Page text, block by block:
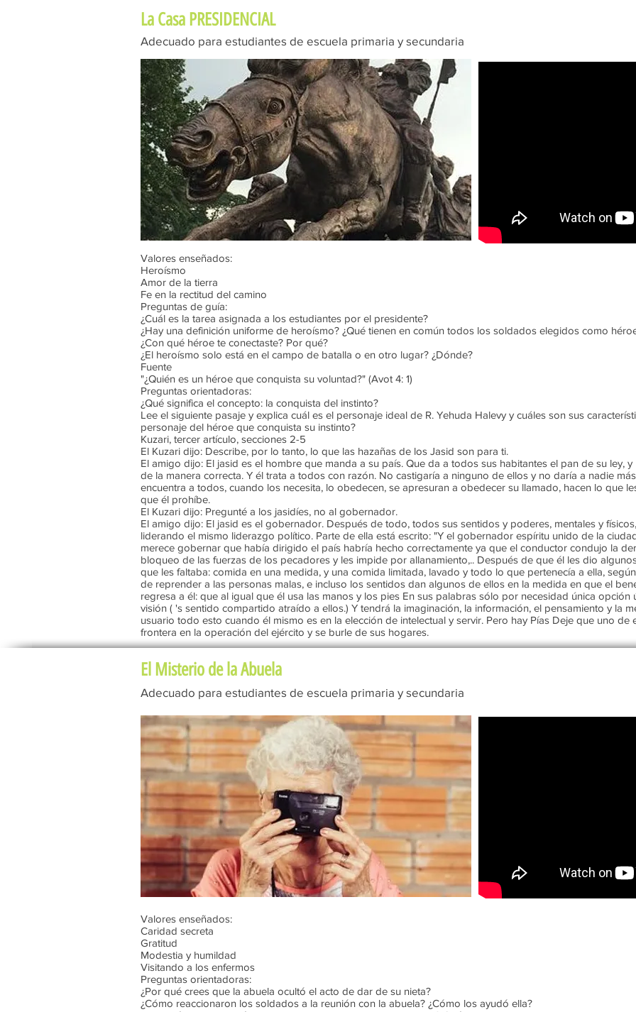
La Casa PRESIDENCIAL
Adecuado para estudiantes de escuela primaria y secundaria
Valores enseñados:
Heroísmo
Amor de la tierra
Fe en la rectitud del camino
Preguntas de guía:
¿Cuál es la tarea asignada a los estudiantes por el presidente?
¿Hay una definición uniforme de heroísmo? ¿Qué tienen en común todos los soldados elegidos como
¿Con qué héroe te conectaste? Por qué?
¿El heroísmo solo está en el campo de batalla o en otro lugar? ¿Dónde?
Fuente
"¿Quién es un héroe que conquista su voluntad?" (Avot 4: 1)
Preguntas orientadoras:
¿Qué significa el concepto: la conquista del instinto?
Lee el siguiente pasaje y explica cuál es el personaje ideal de R. Yehuda Halevy y cuáles son sus
personaje del héroe que conquista su instinto?
Kuzari, tercer artículo, secciones 2-5
El Kuzari dijo: Describe, por lo tanto, lo que las hazañas de los Jasid son para ti.
El amigo dijo: El jasid es el hombre que manda a su país. Que da a todos sus habitantes el pan de su ley,
de la manera correcta. Y él trata a todos con razón. No castigaría a ninguno de ellos y no daría a nadie
encuentra a todos, cuando los necesita, lo obedecen, se apresuran a obedecer su llamado, hacen lo que
que él prohíbe.
El Kuzari dijo: Pregunté a los jasidíes, no al gobernador.
El amigo dijo: El jasid es el gobernador. Después de todo, todos sus sentidos y poderes, mentales y
liderando el mismo liderazgo político. Parte de ella está escrito: "Y el gobernador espíritu unido de la
merece gobernar que había dirigido el país habría hecho correctamente ya que el conductor condujo la
bloqueo de las fuerzas de los pecadores y les impide por allanamiento,.. Después de que él les dio
que les faltaba: comida en una medida, y una comida limitada, lavado y todo lo que pertenecía a ella,
de reprender a las personas malas, e incluso los sentidos dan algunos de ellos en la medida en que el
regresa a él: que al igual que él usa las manos y los pies En sus palabras sólo por necesidad única opción
visión ( 's sentido compartido atraído a ellos.) Y tendrá la imaginación, la información, el pensamiento y la
usuario todo esto cuando él mismo es en la elección de intelectual y servir. Pero hay Pías Deje que uno de
frontera en la operación del ejército y se burle de sus hogares.
El Misterio de la Abuela
Adecuado para estudiantes de escuela primaria y secundaria
Valores enseñados:
Caridad secreta
Gratitud
Modestia y humildad
Visitando a los enfermos
Preguntas orientadoras:
¿Por qué crees que la abuela ocultó el acto de dar de su nieta?
¿Cómo reaccionaron los soldados a la reunión con la abuela? ¿Cómo los ayudó ella?